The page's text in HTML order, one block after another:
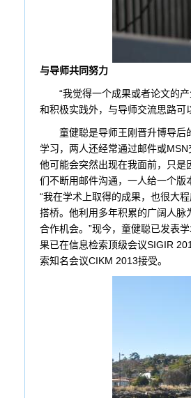
与导师共同努力
“我觉得一个成果或者论文的产
和积极实践外，与导师交流思路
童健聪是导师王刚晋升博导后的
学习，两人还经常通过邮件或
他可能会突然出现在我面前，只
们不断用邮件沟通，一人给一个版
“我在学术上取得的成果，也很大
搭桥。他利用多年积累的广阔人
合作机会。”现今，童健聪已发表
果已在信息检索顶级会议SIGIR
索知名会议CIKM 2013接受。